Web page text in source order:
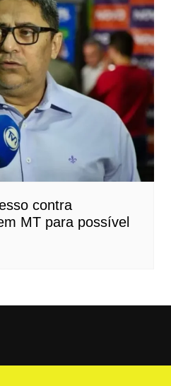
contra
MT para possível